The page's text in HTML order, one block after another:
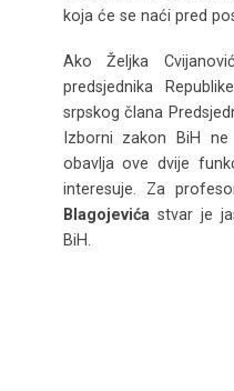
koja će se naći pred
Ako Željka
predsjednika
srpskog člana
Izborni zakon BiH
obavlja ove dvije
interesuje. Za
Blagojevića stvar je
BiH.